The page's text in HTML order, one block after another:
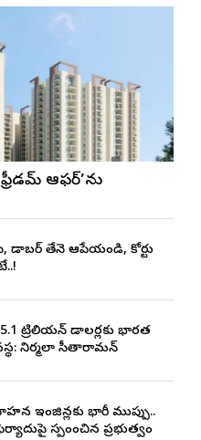
ఆఫర్’ను
డాబర్‌ తేనె ఆపేయండి, కోర్టు
ట్రిలియన్ డాలర్లకు భారత
నిర్మలా సీతారామన్
ఇంజిన్లకు భారీ ముప్పు..
స్పందించిన ప్రభుత్వం